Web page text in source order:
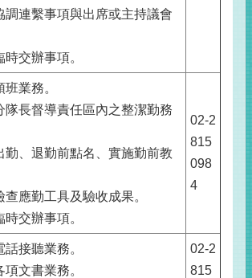
調連繫事項與出席或主持議會
時交辦事項。
業務。
隊長督導責任區內之整潔勤務
勤、退勤前點名、實施勤前教
查應勤工具及驗收成果。
時交辦事項。
02-2
815
098
4
話接聽業務。
項文書業務。
02-2
815